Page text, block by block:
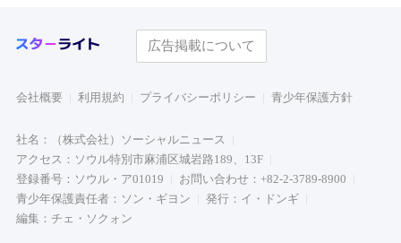
広告掲載について
会社概要 利用規約 プライバシーポリシー 青少年保護方針
社名：（株式会社）ソーシャルニュース
アクセス：ソウル特別市麻浦区城岩路189、13F
登録番号：ソウル・ア01019
お問い合わせ：+82-2-3789-8900
青少年保護責任者：ソン・ギヨン
発行：イ・ドンギ
編集：チェ・ソクォン